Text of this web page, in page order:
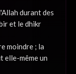
durant des
et le dhikr
moindre ; la
elle-même un